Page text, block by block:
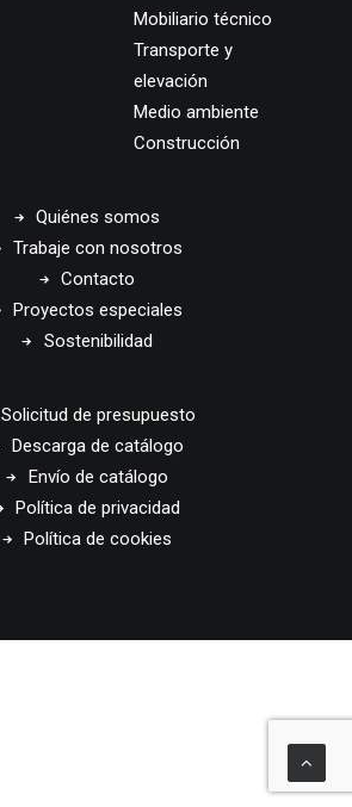
Mobiliario técnico
Transporte y
elevación
Medio ambiente
Construcción
Quiénes somos
Trabaje con nosotros
Contacto
Proyectos especiales
Sostenibilidad
Solicitud de presupuesto
Descarga de catálogo
Envío de catálogo
Política de privacidad
Política de cookies